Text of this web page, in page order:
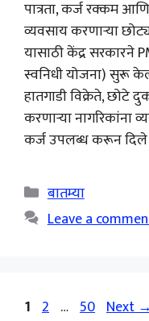
पात्रता, कर्ज रक्कम आणि
व्यवसाय करणाऱ्या
यासाठी केंद्र सरकारने
स्वनिधी योजना) सुरू
हातगाडी विक्रेते, छोटे
करणाऱ्या नागरिकांना
कर्ज उपलब्ध करून
Categories
बातम्या
Leave a
Page
1 Page
2 … Page
50 Next